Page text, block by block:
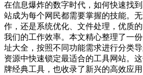
在信息爆炸的数字时代，如何快速找
站成为每个网民都需要掌握的技能。
作，还是系统优化、文件处理，优质
我们的工作效率。本文精心整理了一
址大全，按照不同功能需求进行分类
资源中快速锁定最适合的工具网站。
牌经典工具，也收录了新兴的高效应